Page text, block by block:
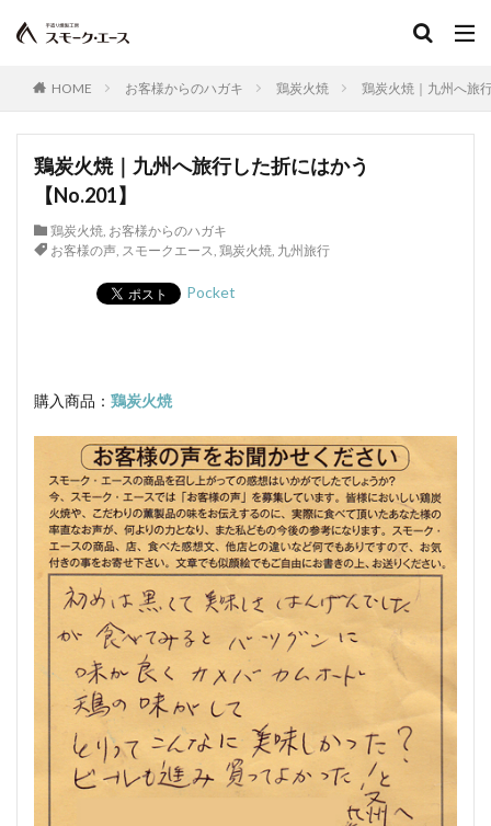
サウザンホットソーセージ
食塩
充填機 食中毒
食肉衛生
ボジョレー
ウォータリーポーク
カッター
サイレントカッター
殺菌釜
殺菌灯
ショートホーン
グリーンリング
ジャージー 若齢肥育
ジャンボン・ブラン・ドゥ・パリ
ボジョレーセット
鶏ガーリックフランク
検索
HOME お客様からのハガキ 鶏炭火焼 鶏炭火焼｜九州へ旅
鶏炭火焼｜九州へ旅行した折にはかう
【No.201】
鶏炭火焼, お客様からのハガキ
お客様の声, スモークエース, 鶏炭火焼, 九州旅行
Pocket
購入商品： 鶏炭火焼